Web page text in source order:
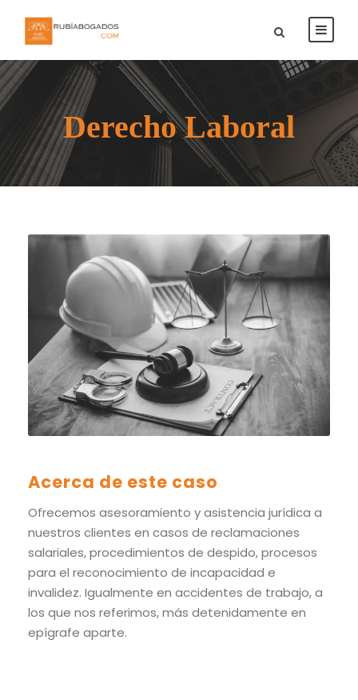
Derecho Laboral
Acerca de este caso
Ofrecemos asesoramiento y asistencia jurídica a
nuestros clientes en casos de reclamaciones
salariales, procedimientos de despido, procesos
para el reconocimiento de incapacidad e
invalidez. Igualmente en accidentes de trabajo, a
los que nos referimos, más detenidamente en
epígrafe aparte.